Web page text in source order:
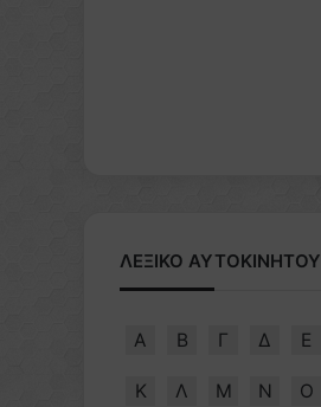
ΛΕΞΙΚΟ ΑΥΤΟΚΙΝΗΤΟΥ
Α Β Γ Δ Ε
Κ Λ Μ Ν Ο